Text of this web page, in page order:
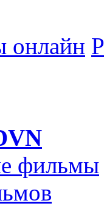
онлайн
фильмы